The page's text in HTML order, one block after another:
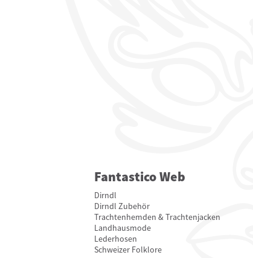
Fantastico Web
Dirndl
Dirndl Zubehör
Trachtenhemden & Trachtenjacken
Landhausmode
Lederhosen
Schweizer Folklore